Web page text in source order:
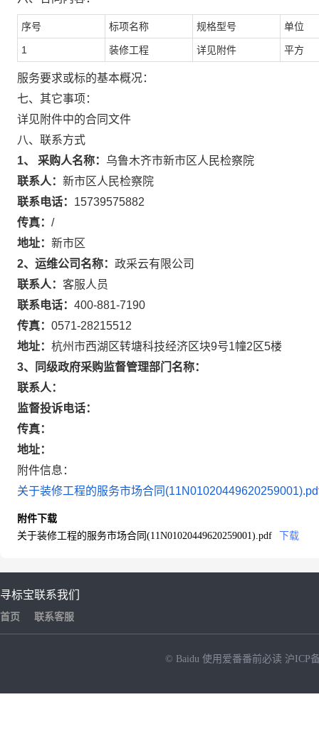
序号 标项名称 规格型号 单位
1 装修工程 详见附件 平方
服务要求或标的基本概况：
七、其它事项：
详见附件中的合同文件
八、联系方式
1、 采购人名称： 乌鲁木齐市新市区人民检察院
联系人： 新市区人民检察院
联系电话： 15739575882
传真： /
地址： 新市区
2、运维公司名称： 政采云有限公司
联系人： 客服人员
联系电话： 400-881-7190
传真： 0571-28215512
地址： 杭州市西湖区转塘科技经济区块9号1幢2区5楼
3、同级政府采购监督管理部门名称：
联系人：
监督投诉电话：
传真：
地址：
附件信息：
关于装修工程的服务市场合同
附件下载
关于装修工程的服务市场合同(11N01020449620259001).pdf
下载
寻标宝
首页
联系我们
联系客服
© Baidu 使用爱番番前必读 沪ICP